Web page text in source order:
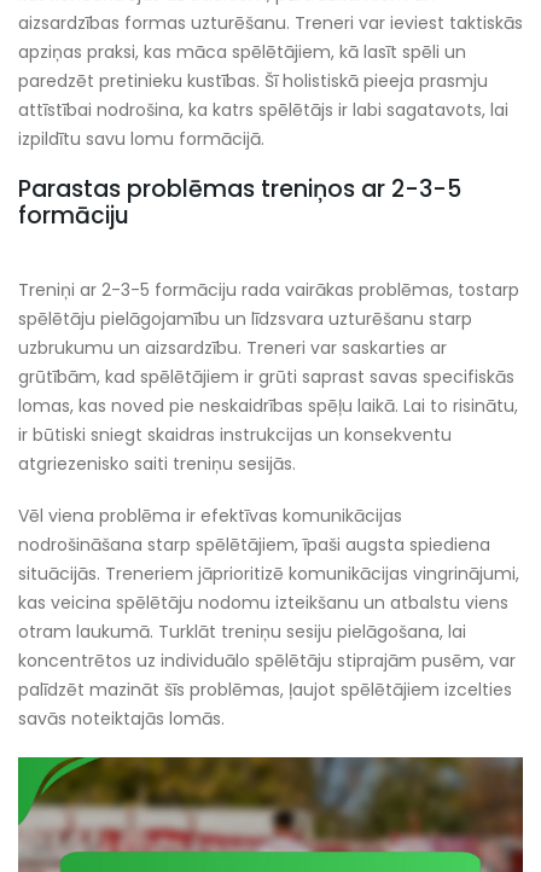
aizsardzības formas uzturēšanu. Treneri var ieviest taktiskās
apziņas praksi, kas māca spēlētājiem, kā lasīt spēli un
paredzēt pretinieku kustības. Šī holistiskā pieeja prasmju
attīstībai nodrošina, ka katrs spēlētājs ir labi sagatavots, lai
izpildītu savu lomu formācijā.
Parastas problēmas treniņos ar 2-3-5
formāciju
Treniņi ar 2-3-5 formāciju rada vairākas problēmas, tostarp
spēlētāju pielāgojamību un līdzsvara uzturēšanu starp
uzbrukumu un aizsardzību. Treneri var saskarties ar
grūtībām, kad spēlētājiem ir grūti saprast savas specifiskās
lomas, kas noved pie neskaidrības spēļu laikā. Lai to risinātu,
ir būtiski sniegt skaidras instrukcijas un konsekventu
atgriezenisko saiti treniņu sesijās.
Vēl viena problēma ir efektīvas komunikācijas
nodrošināšana starp spēlētājiem, īpaši augsta spiediena
situācijās. Treneriem jāprioritizē komunikācijas vingrinājumi,
kas veicina spēlētāju nodomu izteikšanu un atbalstu viens
otram laukumā. Turklāt treniņu sesiju pielāgošana, lai
koncentrētos uz individuālo spēlētāju stiprajām pusēm, var
palīdzēt mazināt šīs problēmas, ļaujot spēlētājiem izcelties
savās noteiktajās lomās.